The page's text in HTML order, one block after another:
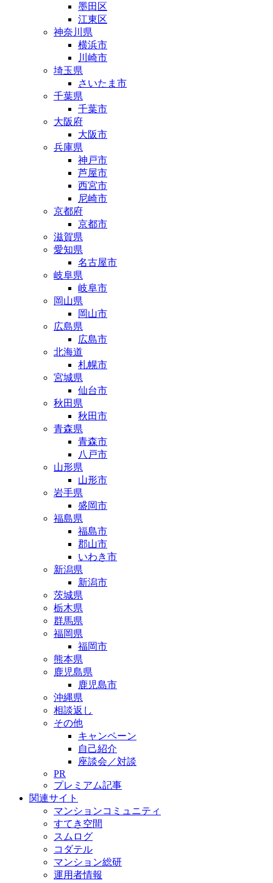
墨田区
江東区
神奈川県
横浜市
川崎市
埼玉県
さいたま市
千葉県
千葉市
大阪府
大阪市
兵庫県
神戸市
芦屋市
西宮市
尼崎市
京都府
京都市
滋賀県
愛知県
名古屋市
岐阜県
岐阜市
岡山県
岡山市
広島県
広島市
北海道
札幌市
宮城県
仙台市
秋田県
秋田市
青森県
青森市
八戸市
山形県
山形市
岩手県
盛岡市
福島県
福島市
郡山市
いわき市
新潟県
新潟市
茨城県
栃木県
群馬県
福岡県
福岡市
熊本県
鹿児島県
鹿児島市
沖縄県
相談返し
その他
キャンペーン
自己紹介
座談会／対談
PR
プレミアム記事
関連サイト
マンションコミュニティ
すてき空間
スムログ
コダテル
マンション総研
運用者情報